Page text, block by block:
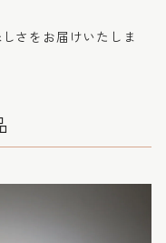
さをお届けいたしま